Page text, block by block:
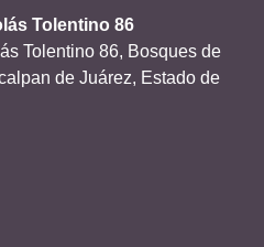
Tolentino 86
Tolentino 86, Bosques de
de Juárez, Estado de